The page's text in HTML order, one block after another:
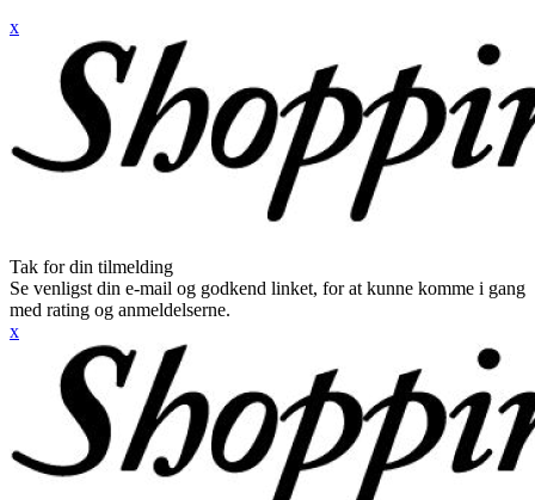
x
Tak for din tilmelding
Se venligst din e-mail og godkend linket, for at kunne komme i gang
med rating og anmeldelserne.
x